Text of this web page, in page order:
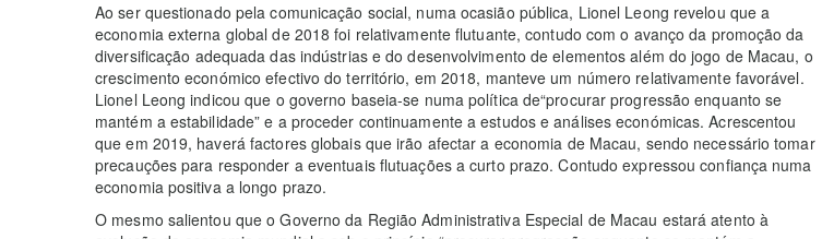
Ao ser questionado pela comunicação social, numa ocasião pública, Lionel Leong revelou que a
economia externa global de 2018 foi relativamente flutuante, contudo com o avanço da promoção da
diversificação adequada das indústrias e do desenvolvimento de elementos além do jogo de Macau, o
crescimento económico efectivo do território, em 2018, manteve um número relativamente favorável.
Lionel Leong indicou que o governo baseia-se numa política de“procurar progressão enquanto se
mantém a estabilidade” e a proceder continuamente a estudos e análises económicas. Acrescentou
que em 2019, haverá factores globais que irão afectar a economia de Macau, sendo necessário tomar
precauções para responder a eventuais flutuações a curto prazo. Contudo expressou confiança numa
economia positiva a longo prazo.
O mesmo salientou que o Governo da Região Administrativa Especial de Macau estará atento à